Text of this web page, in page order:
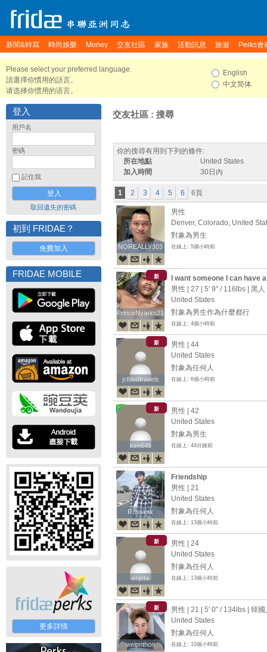
新聞&特寫 時尚娛樂 Money 交友社區 家族 活動訊息 旅遊 Perks會
Please select your preferred language.
請選擇你慣用的語言。
请选择你惯用的语言。
English
中文简体
登入
用戶名
密碼
記住我
取回遺失的密碼
初到 FRIDAE？
免費加入
FRIDAE MOBILE
更多詳情
交友社區 : 搜尋
你的搜尋有用到下列的條件:
所在地點
United States
加入時間
30日內
1 2 3 4 5 6 6頁
NOREALLY303
NOREALLY303
男性
Denver, Colorado, United
對象為男生
在線上: 5個小時前
PrinceNyarko21
PrinceNyarko21
新
I want someone I can have
send me a message and
男性 | 27 | 5' 9" / 116lbs | 黑人
United States
對象為男生作為什麼都行
在線上: 4個小時前
jcfoodtravels
jcfoodtravels
新
男性 | 44
United States
對象為任何人
在線上: 6個小時前
ken645
ken645
新
男性 | 42
United States
對象為男生
在線上: 44分鐘前
Rossintk
Rossintk
Friendship
男性 | 21
United States
對象為任何人
在線上: 13個小時前
enjota
enjota
新
男性 | 24
United States
對象為任何人
在線上: 13個小時前
weipnthon
weipnthon
新 男性 | 21 | 5' 0" / 134lbs | 韓
United States
對象為任何人
在線上: 10個小時前